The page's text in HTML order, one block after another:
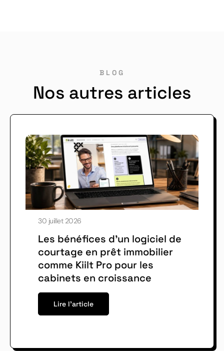
BLOG
Nos autres articles
30 juillet 2026
Les bénéfices d’un logiciel de
courtage en prêt immobilier
comme Kiilt Pro pour les
cabinets en croissance
Lire l'article